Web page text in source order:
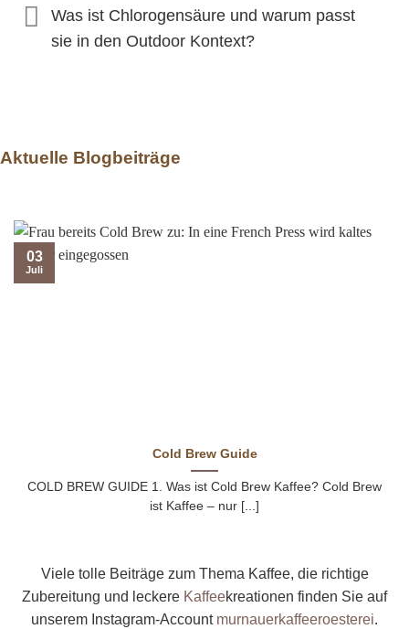
Was ist Chlorogensäure und warum passt
sie in den Outdoor Kontext?
Aktuelle Blogbeiträge
Cold Brew Guide
COLD BREW GUIDE 1. Was ist Cold Brew Kaffee? Cold Brew
ist Kaffee – nur [...]
03
Juli
Viele tolle Beiträge zum Thema Kaffee, die richtige
Zubereitung und leckere Kaffeekreationen finden Sie auf
unserem Instagram-Account murnauerkaffeeroesterei.